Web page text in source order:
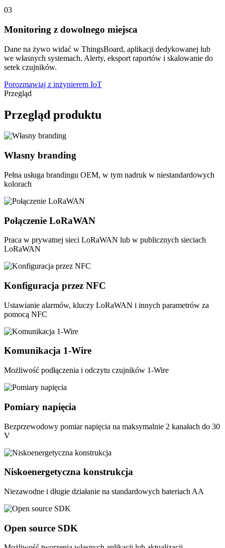
03
Monitoring z dowolnego miejsca
Dane na żywo widać w ThingsBoard, aplikacji dedykowanej lub
we własnych systemach. Alerty, eksport raportów i skalowanie do
setek czujników.
Porozmawiaj z inżynierem IoT
Przegląd
Przegląd produktu
Własny branding
Pełna usługa brandingu OEM, w tym nadruk w niestandardowych
kolorach
Połączenie LoRaWAN
Praca w prywatnej sieci LoRaWAN lub w publicznych sieciach
LoRaWAN
Konfiguracja przez NFC
Ustawianie alarmów, kluczy LoRaWAN i innych parametrów za
pomocą NFC
Komunikacja 1-Wire
Możliwość podłączenia i odczytu czujników 1-Wire
Pomiary napięcia
Bezprzewodowy pomiar napięcia na maksymalnie 2 kanałach do 30
V
Niskoenergetyczna konstrukcja
Niezawodne i długie działanie na standardowych bateriach AA
Open source SDK